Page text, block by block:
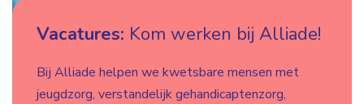
Vacatures: Kom werken bij Alliade!
Bij Alliade helpen we kwetsbare mensen met
jeugdzorg, verstandelijk gehandicaptenzorg,